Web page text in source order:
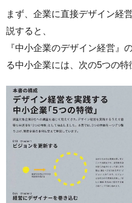
まず、企業に直接デザイン経
説すると、
『中小企業のデザイン経営』
る中小企業には、次の5つの特